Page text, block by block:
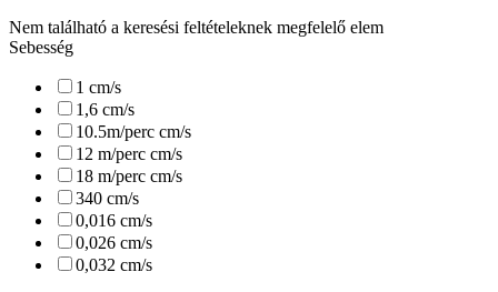
Nem található a keresési feltételeknek megfelelő elem
Sebesség
1 cm/s
1,6 cm/s
10.5m/perc cm/s
12 m/perc cm/s
18 m/perc cm/s
340 cm/s
0,016 cm/s
0,026 cm/s
0,032 cm/s